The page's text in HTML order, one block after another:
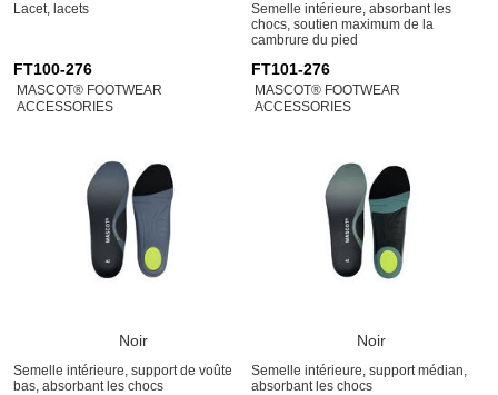
Lacet, lacets
Semelle intérieure, absorbant les
chocs, soutien maximum de la
cambrure du pied
FT100-276
MASCOT® FOOTWEAR
ACCESSORIES
Noir
Semelle intérieure, support de voûte
bas, absorbant les chocs
FT101-276
MASCOT® FOOTWEAR
ACCESSORIES
Noir
Semelle intérieure, support médian,
absorbant les chocs